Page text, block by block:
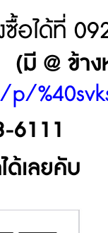
อได้ที่
(มี @ ข้
6111
เลยคับ